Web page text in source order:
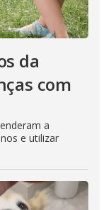
da
com
a
e utilizar